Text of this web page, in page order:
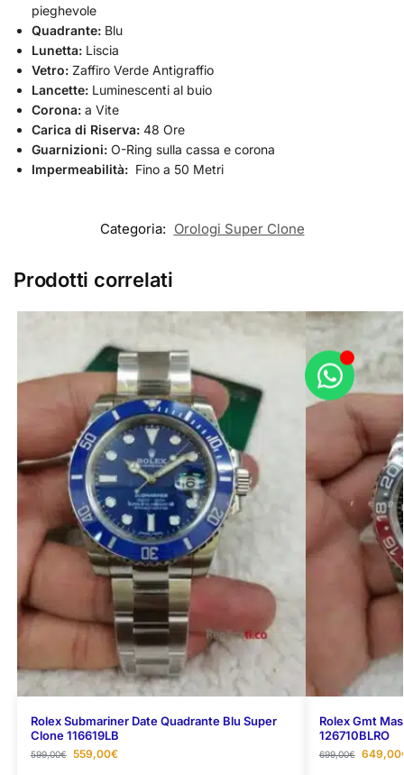
pieghevole
Quadrante: Blu
Lunetta: Liscia
Vetro: Zaffiro Verde Antigraffio
Lancette: Luminescenti al buio
Corona: a Vite
Carica di Riserva: 48 Ore
Guarnizioni: O-Ring sulla cassa e corona
Impermeabilità: Fino a 50 Metri
Categoria: Orologi Super Clone
Prodotti correlati
Rolex Submariner Date Quadrante Blu Super
Clone 116619LB
599,00€ 559,00€
Rolex Gmt
126710BLRO
699,00€ 649,00